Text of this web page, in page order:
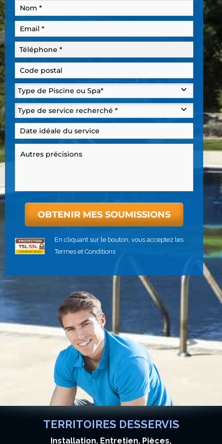
En cliquant sur le bouton, vous acceptez les
Termes et Conditions
TERRITOIRES DESSERVIS
Installation, Entretien, Pièces,